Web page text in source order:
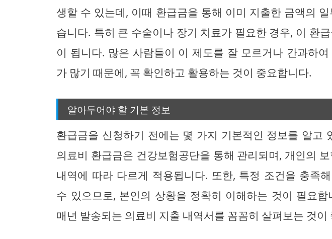
생할 수 있는데, 이때 환급금을 통해 이미 지출한 금액의
습니다. 특히 큰 수술이나 장기 치료가 필요한 경우, 이 환
이 됩니다. 많은 사람들이 이 제도를 잘 모르거나 간과하
가 많기 때문에, 꼭 확인하고 활용하는 것이 중요합니다.
알아두어야 할 기본 정보
환급금을 신청하기 전에는 몇 가지 기본적인 정보를 알고
의료비 환급금은 건강보험공단을 통해 관리되며, 개인의
내역에 따라 다르게 적용됩니다. 또한, 특정 조건을 충족
수 있으므로, 본인의 상황을 정확히 이해하는 것이 필요
매년 발송되는 의료비 지출 내역서를 꼼꼼히 살펴보는 것이